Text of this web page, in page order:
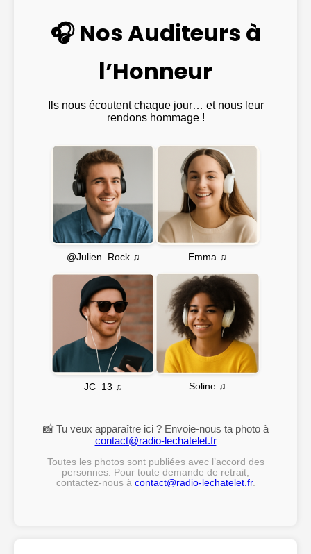
🎧 Nos Auditeurs à
l’Honneur
Ils nous écoutent chaque jour… et nous leur
rendons hommage !
@Julien_Rock ♫ Emma ♫
JC_13 ♫ Soline ♫
📸 Tu veux apparaître ici ? Envoie-nous ta photo à
contact@radio-lechatelet.fr
Toutes les photos sont publiées avec l’accord des
personnes. Pour toute demande de retrait,
contactez-nous à contact@radio-lechatelet.fr.